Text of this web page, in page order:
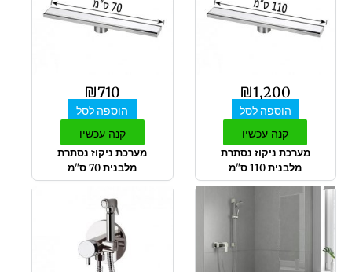
₪1,200
הוספה לסל
קנה עכשיו
מערכת ניקוז נסתרת
מלבנית 110 ס"מ
₪710
הוספה לסל
קנה עכשיו
מערכת ניקוז נסתרת
מלבנית 70 ס"מ